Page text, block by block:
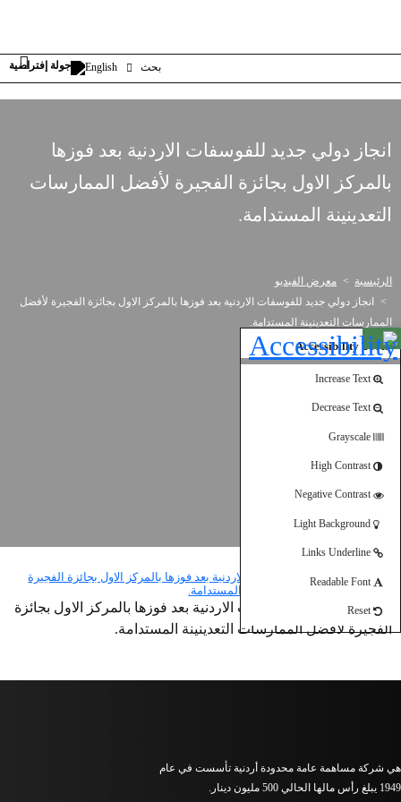
Open toolbar
Accessibility Tools
Increase Text
Decrease Text
Grayscale
High Contrast
Negative Contrast
Light Background
Links Underline
Readable Font
Reset
بحث English
انجاز دولي جديد للفوسفات الاردنية بعد فوزها
بالمركز الاول بجائزة الفجيرة لأفضل الممارسات
التعدينينة المستدامة.
الرئيسية
معرض الفيديو
انجاز دولي جديد للفوسفات الاردنية بعد فوزها بالمركز الاول بجائزة الفجيرة لأفضل
الممارسات التعدينينة المستدامة.
انجاز دولي جديد للفوسفات الاردنية بعد فوزها بالمركز الاول بجائزة
الفجيرة لأفضل الممارسات التعدينينة المستدامة.
هي شركة مساهمة عامة محدودة أردنية تأسست في عام
1949 يبلغ رأس مالها الحالي 500 مليون دينار.